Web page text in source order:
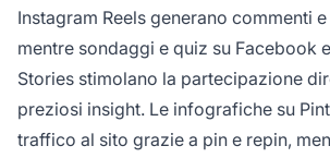
Instagram Reels generano commenti
mentre sondaggi e quiz su Facebook
Stories stimolano la partecipazione
preziosi insight. Le infografiche su
traffico al sito grazie a pin e repin,